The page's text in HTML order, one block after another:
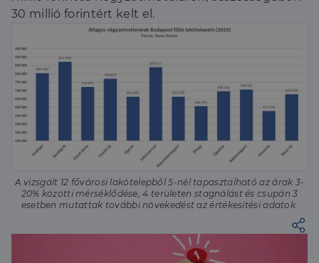
30 millió forintért kelt el.
A vizsgált 12 fővárosi lakótelepből 5-nél tapasztalható az árak 3-
20% közötti mérséklődése, 4 területen stagnálást és csupán 3
esetben mutattak további növekedést az értékesítési adatok.